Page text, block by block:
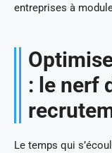
entreprises à
: le nerf
Le temps qui